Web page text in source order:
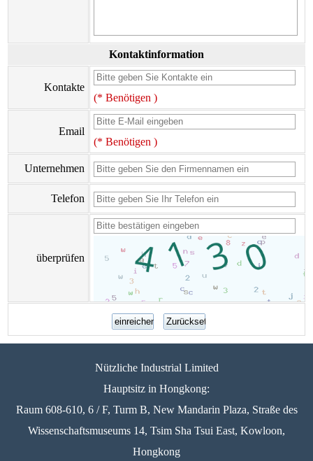
Kontaktinformation
Kontakte
(* Benötigen )
Email
(* Benötigen )
Unternehmen
Telefon
überprüfen
Nützliche Industrial Limited
Hauptsitz in Hongkong:
Raum 608-610, 6 / F, Turm B, New Mandarin Plaza, Straße des
Wissenschaftsmuseums 14, Tsim Sha Tsui East, Kowloon,
Hongkong